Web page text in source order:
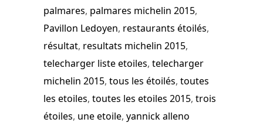
palmares, palmares michelin 2015,
Pavillon Ledoyen, restaurants étoilés,
résultat, resultats michelin 2015,
telecharger liste etoiles, telecharger
michelin 2015, tous les étoilés, toutes
les etoiles, toutes les etoiles 2015, trois
étoiles, une etoile, yannick alleno